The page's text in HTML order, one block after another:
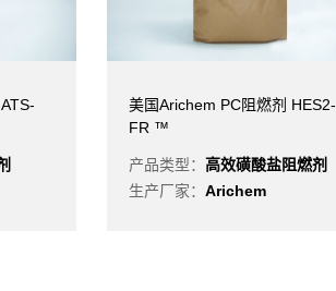
美国Arichem PC阻燃剂 HES2-
FR ™
产品类型： 高效磺酸盐阻燃剂
生产厂家： Arichem